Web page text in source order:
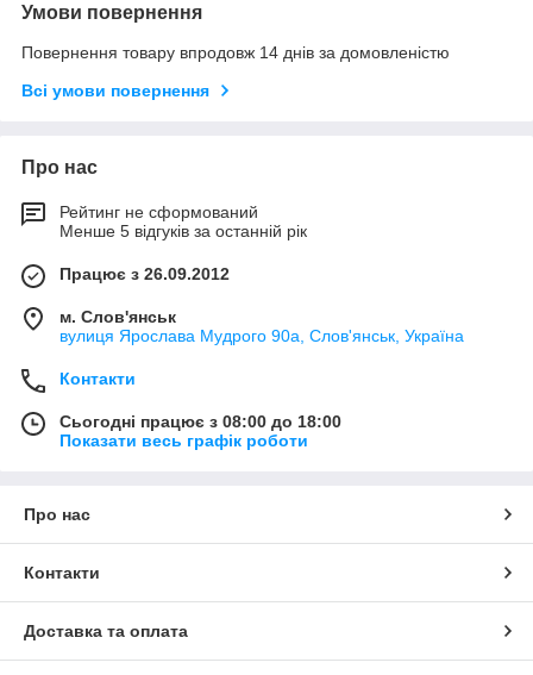
Умови повернення
Повернення товару впродовж 14 днів за домовленістю
Всі умови повернення
Про нас
Рейтинг не сформований
Менше 5 відгуків за останній рік
Працює з 26.09.2012
м. Слов'янськ
вулиця Ярослава Мудрого 90а, Слов'янськ, Україна
Контакти
Сьогодні працює з 08:00 до 18:00
Показати весь графік роботи
Про нас
Контакти
Доставка та оплата